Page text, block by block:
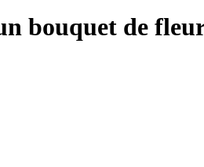
bouquet de